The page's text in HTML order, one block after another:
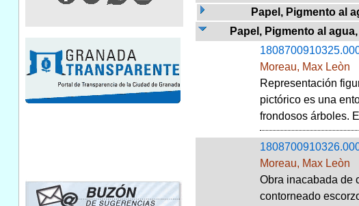
Papel, Pigmento al
Papel, Pigmento al
Moreau, Max Leòn
Representación
pictórico es una
frondosos árboles.
Moreau, Max Leòn
Obra inacabada de
contorneado